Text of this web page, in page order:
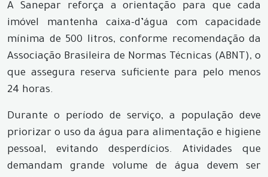
A Sanepar reforça a orientação para que cada
imóvel mantenha caixa-d’água com capacidade
mínima de 500 litros, conforme recomendação da
Associação Brasileira de Normas Técnicas (ABNT), o
que assegura reserva suficiente para pelo menos
24 horas.
Durante o período de serviço, a população deve
priorizar o uso da água para alimentação e higiene
pessoal, evitando desperdícios. Atividades que
demandam grande volume de água devem ser